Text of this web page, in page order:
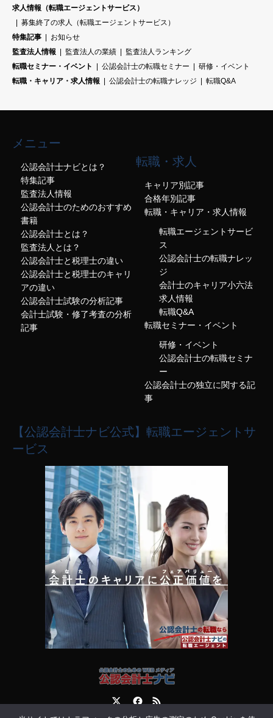
求人情報（転職エージェントサービス）
募集終了の求人（転職エージェントサービス）
特集記事
お知らせ
監査法人情報
監査法人の業績
監査法人ランキング
転職セミナー・イベント
公認会計士の転職セミナー
研修・イベント
転職・キャリア・求人情報
公認会計士の転職ナレッジ 転職Q&A
メニュー
公認会計士ナビとは？
特集記事
監査法人情報
公認会計士のためのおすすめ
書籍
公認会計士とは？
監査法人とは？
公認会計士と税理士の違い
公認会計士と税理士のキャリ
アの違い
公認会計士試験の分析記事
会計士試験・修了考査の分析
記事
転職・求人
キャリア別記事
合格年別記事
転職・キャリア・求人情報
転職エージェントサービ
ス
公認会計士の転職ナレッ
ジ
会計士のキャリア小六法
求人情報
転職Q&A
転職セミナー・イベント
研修・イベント
公認会計士の転職セミナ
ー
公認会計士の独立に関する記
事
【公認会計士ナビ公式】転職エージェントサ
ービス